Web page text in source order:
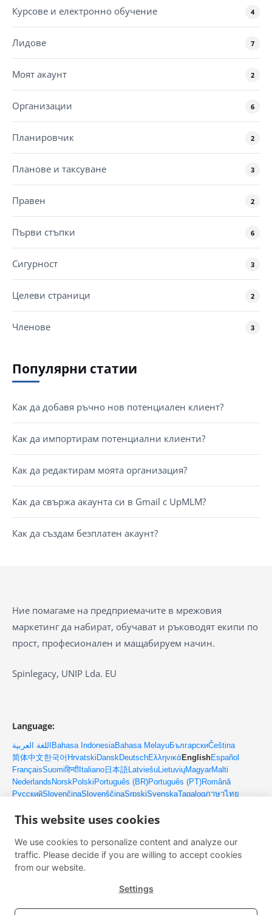
Курсове и електронно обучение 4
Лидове 7
Моят акаунт 2
Организации 6
Планировчик 2
Планове и таксуване 3
Правен 2
Първи стъпки 6
Сигурност 3
Целеви страници 2
Членове 3
Популярни статии
Как да добавя ръчно нов потенциален клиент?
Как да импортирам потенциални клиенти?
Как да редактирам моята организация?
Как да свържа акаунта си в Gmail с UpMLM?
Как да създам безплатен акаунт?
Ние помагаме на предприемачите в мрежовия
маркетинг да набират, обучават и ръководят екипи по
прост, професионален и мащабируем начин.
Spinlegacy, UNIP Lda. EU
Language:
اللغة العربيةBahasa IndonesiaBahasa MelayuБългарскиČeština
简体中文한국어 HrvatskiDanskDeutschΕλληνικάEnglishEspañol
FrançaisSuomiहिन्दीItaliano日本語LatviešuLietuviųMagyarMalti
NederlandsNorskPolskiPortuguês (BR)Português (PT)Română
РусскийSlovenčinaSlovenščinaSrpskiSvenskaTagalogภาษาไทย
Контакти
Имейл: client@upmlm.com
Изпробвайте Платформата на Лидера Безплатно
This website uses cookies
We use cookies to personalize content and analyze our
traffic. Please decide if you are willing to accept cookies
from our website.
Settings